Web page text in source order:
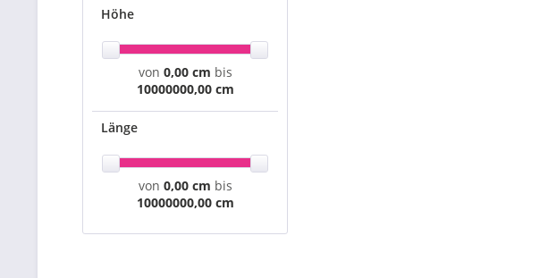
Höhe
von 0,00 cm bis
10000000,00 cm
Länge
von 0,00 cm bis
10000000,00 cm